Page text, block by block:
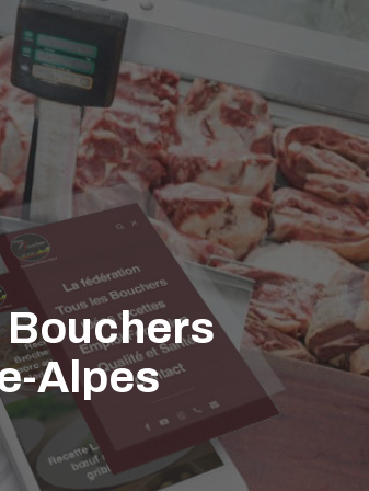
Bouchers
Alpes